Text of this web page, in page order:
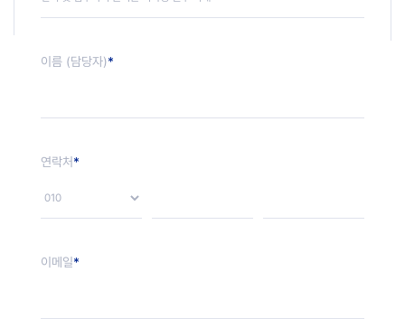
이름 (담당자)*
연락처*
이메일*